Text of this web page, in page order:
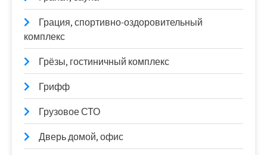
Грация, спортивно-оздоровительный
комплекс
Грёзы, гостиничный комплекс
Грифф
Грузовое СТО
Дверь домой, офис